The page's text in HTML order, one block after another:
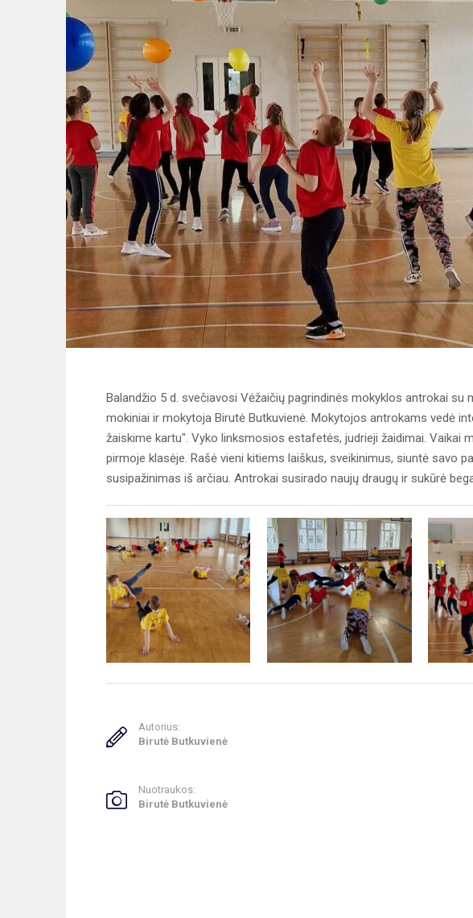
Balandžio 5 d. svečiavosi Vėžaičių pagrindinės mokyklos antrokai su
mokiniai ir mokytoja Birutė Butkuvienė. Mokytojos antrokams vedė
žaiskime kartu". Vyko linksmosios estafetės, judrieji žaidimai. Vaikai
pirmoje klasėje. Rašė vieni kitiems laiškus, sveikinimus, siuntė savo
susipažinimas iš arčiau. Antrokai susirado naujų draugų ir sukūrė
Autorius:
Birutė Butkuvienė
Nuotraukos:
Birutė Butkuvienė